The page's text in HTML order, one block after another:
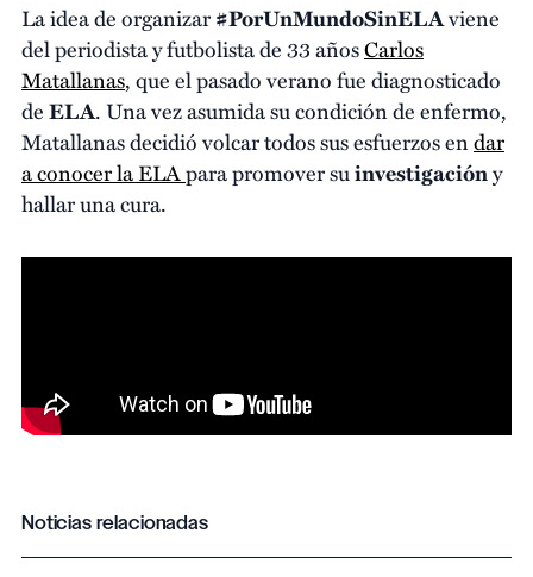
La idea de organizar#PorUnMundoSinELAviene
del periodista y futbolista de 33 añosCarlos
Matallanas, que el pasado verano fue diagnosticado
deELA. Una vez asumida su condición de enfermo,
Matallanas decidió volcar todos sus esfuerzos endar
a conocer la ELApara promover suinvestigacióny
hallar una cura.
Noticias relacionadas